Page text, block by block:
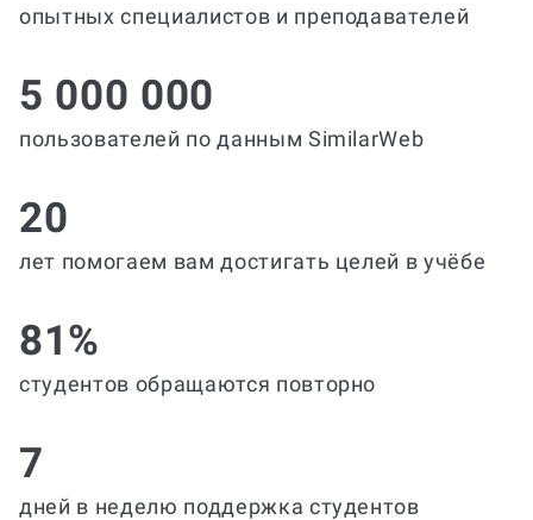
опытных специалистов и преподавателей
5 000 000
пользователей по данным SimilarWeb
20
лет помогаем вам достигать целей в учёбе
81%
студентов обращаются повторно
7
дней в неделю поддержка студентов